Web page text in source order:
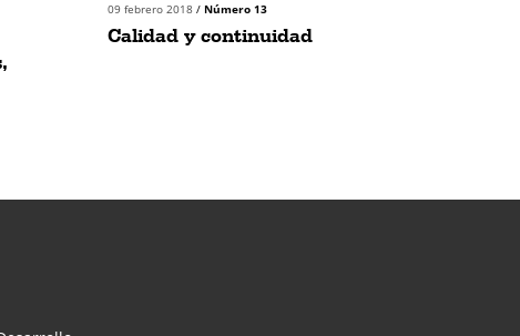
09 febrero 2018 / Número 13
Calidad y continuidad